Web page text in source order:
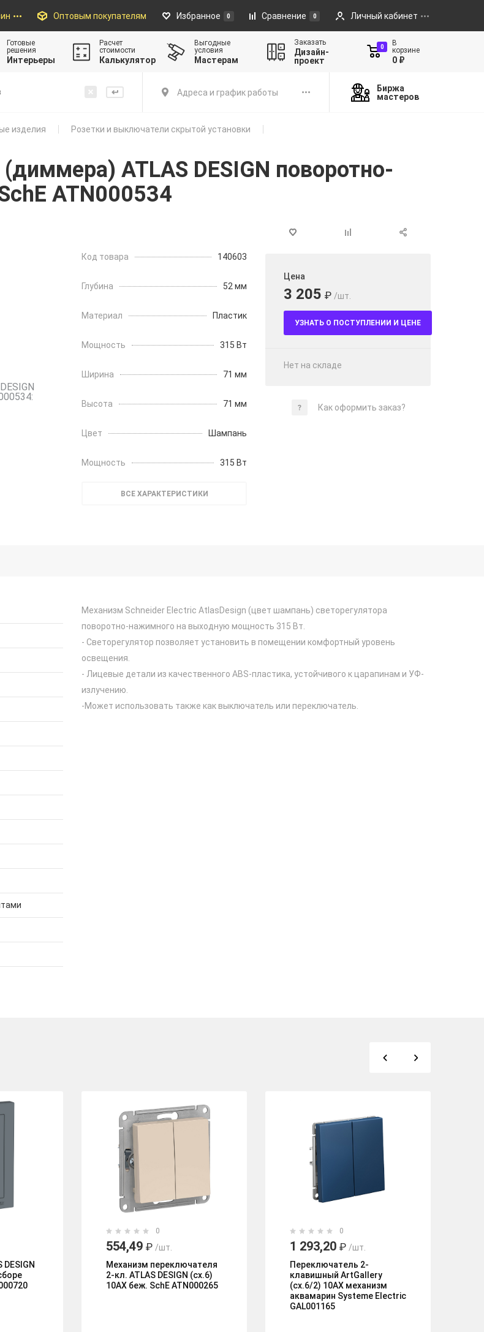
Оптовым покупателям Избранное 0 Сравнение 0 Личный кабинет
Готовые
решения
Интерьеры
Расчет
стоимости
Калькулятор
Выгодные
условия
Мастерам
Заказать
Дизайн-
проект
0
В
корзине
0 ₽
Адреса и график работы
Биржа
мастеров
изделия
Розетки и выключатели скрытой установки
ATLAS DESIGN поворотно-
ATN000534
Код товара 140603
Глубина 52 мм
Материал Пластик
Мощность 315 Вт
Ширина 71 мм
Высота 71 мм
Цвет Шампань
Мощность 315 Вт
ВСЕ ХАРАКТЕРИСТИКИ
Цена
3 205 ₽ /шт.
УЗНАТЬ О ПОСТУПЛЕНИИ И ЦЕНЕ
Нет на складе
Как оформить заказ?
Механизм Schneider Electric AtlasDesign (цвет шампань) светорегулятора
поворотно-нажимного на выходную мощность 315 Вт.
- Светорегулятор позволяет установить в помещении комфортный уровень
освещения.
- Лицевые детали из качественного ABS-пластика, устойчивого к царапинам и УФ-
излучению.
-Может использовать также как выключатель или переключатель.
0
554,49 ₽ /шт.
Механизм переключателя
2-кл. ATLAS DESIGN (сх.6)
10АХ беж. SchE ATN000265
0
1 293,20 ₽ /шт.
Переключатель 2-
клавишный ArtGallery
(сх.6/2) 10AX механизм
аквамарин Systeme Electric
GAL001165